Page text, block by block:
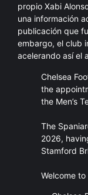
propio Xabi
una información
publicación que
embargo, el club
acelerando así el
Chelsea
the
the Men’s
The
2026,
Stamford
Welcome to